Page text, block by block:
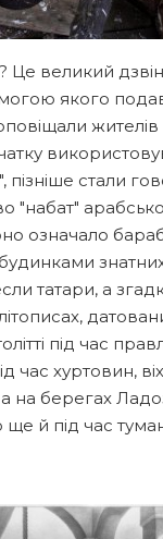
Це великий
якого
пізніше стали
"набат"
означало
татари, а
під час
час хуртовин,
на берегах
й під час